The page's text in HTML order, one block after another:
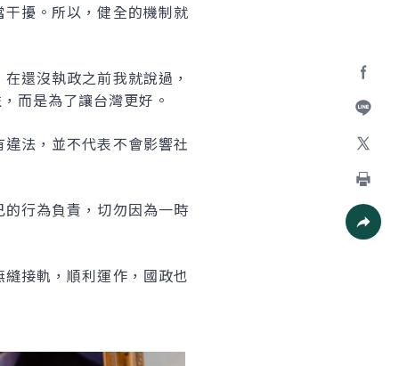
加入好
列印
擾。所以，健全的機制就
還沒執政之前我就說過，
而是為了讓台灣更好。
法，並不代表不會影響社
行為負責，切勿因為一時
接軌，順利運作，國政也